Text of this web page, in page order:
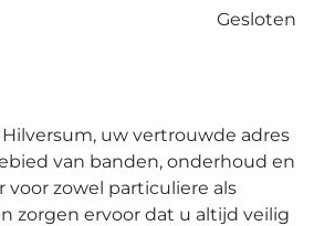
Gesloten
uw vertrouwde adres
van banden, onderhoud en
voor zowel particuliere als
zorgen ervoor dat u altijd veilig